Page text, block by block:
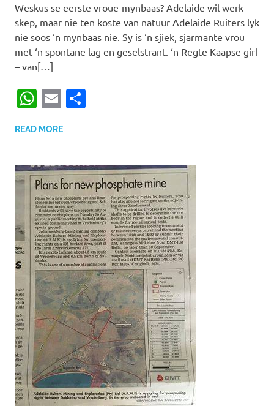
Weskus se eerste vroue-mynbaas? Adelaide wil werk
skep, maar nie ten koste van natuur Adelaide Ruiters lyk
nie soos ‘n mynbaas nie. Sy is ‘n sjiek, sjarmante vrou
met ‘n spontane lag en geselstrant. ‘n Regte Kaapse girl
– van[…]
WhatsApp
Email
READ MORE